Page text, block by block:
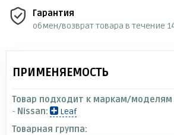
Гарантия
обмен/возврат товара в течение
ПРИМЕНЯЕМОСТЬ
Товар подходит к маркам/моделям
- Nissan:
Leaf
Товарная группа: